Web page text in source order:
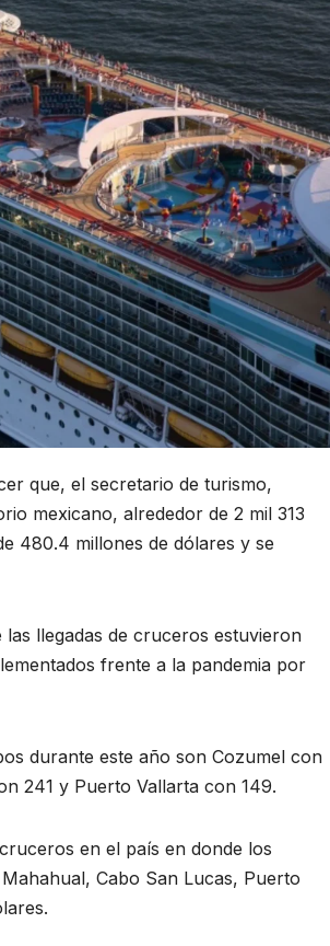
que, el secretario de turismo,
mexicano, alrededor de 2 mil 313
480.4 millones de dólares y se
llegadas de cruceros estuvieron
frente a la pandemia por
durante este año son Cozumel con
241 y Puerto Vallarta con 149.
en el país en donde los
Cabo San Lucas, Puerto